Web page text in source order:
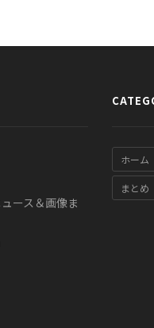
ース＆画像ま
ホーム
まとめ